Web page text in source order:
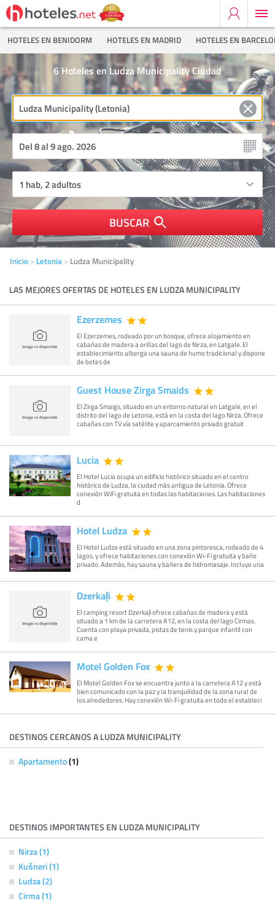
HOTELES EN BENIDORM HOTELES EN MADRID HOTELES EN
Hoteles en Ludza Municipality Ciudad
6
BUSCAR
Inicio Letonia Ludza Municipality
LAS MEJORES OFERTAS DE HOTELES EN LUDZA MUNICIPALITY
Ezerzemes
El Ezerzemes, rodeado por un bosque, ofrece alojamiento en
cabañas de madera a orillas del lago de Nirza, en Latgale. El
establecimiento alberga una sauna de humo tradicional y dispone
de botes de
Guest House Zirga Smaids
El Zirga Smaigs, situado en un entorno natural en Latgale, en el
distrito del lago de Letonia, está en la costa del lago Nirza. Ofrece
cabañas con TV vía satélite y aparcamiento privado gratuit
Lucia
El Hotel Lucia ocupa un edificio histórico situado en el centro
histórico de Ludza, la ciudad más antigua de Letonia. Ofrece
conexión WiFi gratuita en todas las habitaciones. Las habitaciones
d
Hotel Ludza
El Hotel Ludza está situado en una zona pintoresca, rodeado de 4
lagos, y ofrece habitaciones con conexión Wi-Fi gratuita y baño
privado. Además, hay sauna y bañera de hidromasaje. Incluye una
Dzerkaļi
El camping resort Dzerkaļi ofrece cabañas de madera y está
situado a 1 km de la carretera A12, en la costa del lago Cirmas.
Cuenta con playa privada, pistas de tenis y parque infantil con
cama e
Motel Golden Fox
El Motel Golden Fox se encuentra junto a la carretera A12 y está
bien comunicado con la paz y la tranquilidad de la zona rural de
los alrededores. Hay conexión Wi-Fi gratuita en todo el estableci
DESTINOS CERCANOS A LUDZA MUNICIPALITY
Apartamento(1)
DESTINOS IMPORTANTES EN LUDZA MUNICIPALITY
Nirza (1)
Kušneri (1)
Ludza (2)
Cirma (1)